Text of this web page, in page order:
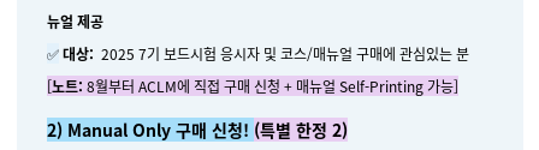
뉴얼 제공
✅ 대상: 2025 7기 보드시험 응시자 및 코스/매뉴얼 구매에 관심있는 분
[노트: 8월부터 ACLM에 직접 구매 신청 + 매뉴얼 Self-Printing 가능]
2) Manual Only 구매 신청! (특별 한정 2)